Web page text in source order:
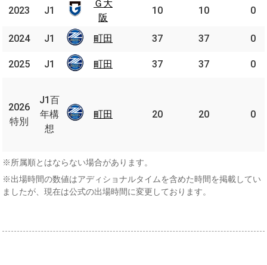
2023
Ｇ大
阪
10 10 0
2024 町田 37 37 0
2025 町田 37 37 0
2026
特別
百
年
町田 20 20 0
2023 J1
Ｇ大
阪
2024
J1 町田
2025 J1 町田
2026
特別
J1百
年構
想
町田
※所属順とはならない場合があります。
※出場時間の数値はアディショナルタイムを含めた時間を掲載してい
ましたが、現在は公式の出場時間に変更しております。